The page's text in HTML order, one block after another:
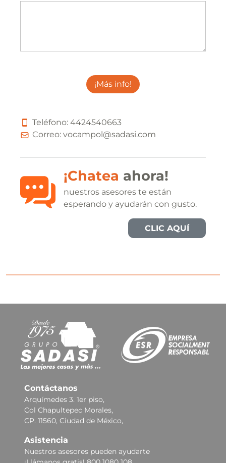
¡Más info!
Teléfono: 4424540663
Correo: vocampol@sadasi.com
¡Chatea ahora!
nuestros asesores te están
esperando y ayudarán con gusto.
CLIC AQUÍ
Contáctanos
Arquímedes 3. 1er piso,
Col Chapultepec Morales,
CP. 11560, Ciudad de México,
Asistencia
Nuestros asesores pueden ayudarte